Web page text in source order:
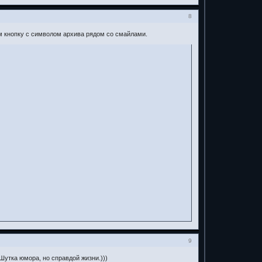
8
кнопку с символом архива рядом со смайлами.
9
юмора, но справдой жизни.)))